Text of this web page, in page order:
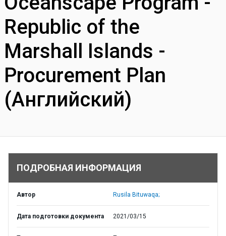
Republic of the
Marshall Islands -
Procurement Plan
(Английский)
ПОДРОБНАЯ ИНФОРМАЦИЯ
Автор Rusila Bituwaqa;
Дата подготовки документа 2021/03/15